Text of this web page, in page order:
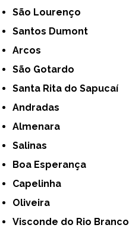
São Lourenço
Santos Dumont
Arcos
São Gotardo
Santa Rita do Sapucaí
Andradas
Almenara
Salinas
Boa Esperança
Capelinha
Oliveira
Visconde do Rio Branco